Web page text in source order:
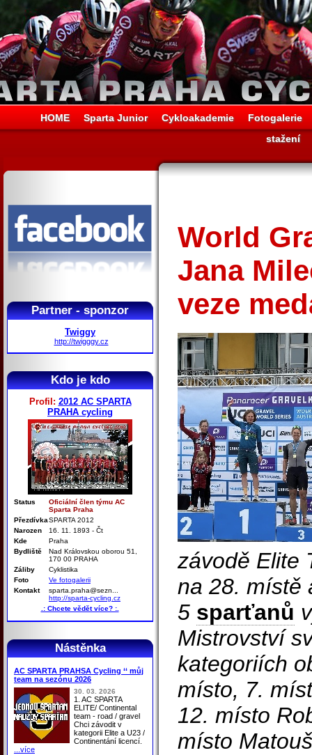
HOME Sparta Junior Cykloakademie
Fotogalerie
stažení
Partner - sponzor
Twiggy
http://twigggy.cz
Kdo je kdo
Profil: 2012 AC SPARTA
PRAHA cycling
Status
Oficiální člen týmu AC
Sparta Praha
PřezdívkaSPARTA 2012
Narozen
16. 11. 1893 - Čt
Kde
Praha
Bydliště
Nad Královskou oborou 51,
170 00 PRAHA
Záliby
Cyklistika
Foto
Ve fotogalerii
Kontakt
sparta.praha@sezn...
http://sparta-cycling.cz
.: Chcete vědět více? :.
Nástěnka
AC SPARTA PRAHSA Cycling ‘‘ můj
team na sezónu 2026
30. 03. 2026
1. AC SPARTA
ELITE/ Continental
team - road / gravel
Chci závodit v
kategorii Elite a U23 /
Continentání licencí.
...více
World
Jana
veze
závodě Elite
na 28. místě
5 sparťanů
Mistrovství
kategoriích
místo, 7.
12. místo
místo